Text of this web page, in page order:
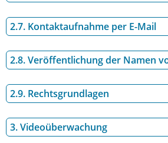
2.7. Kontaktaufnahme per E-Mail
2.8. Veröffentlichung der Namen
2.9. Rechtsgrundlagen
3. Videoüberwachung